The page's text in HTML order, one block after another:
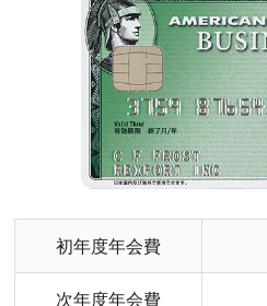
初年度年会費
次年度年会費